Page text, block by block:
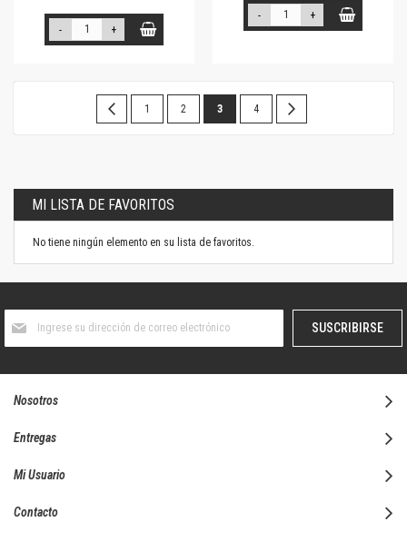
- +
- +
Página
Página
AnteriorPágina
1 Página
2 Estás
página
3 Página
4
MI LISTA DE FAVORITOS
No tiene ningún elemento en su lista de favoritos.
boletín
SUSCRIBIRSE
Nosotros
Entregas
Mi Usuario
Contacto